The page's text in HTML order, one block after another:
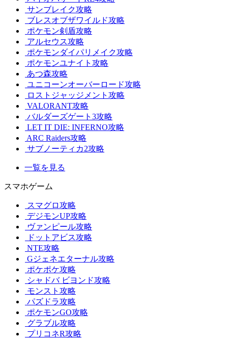
サンブレイク攻略
ブレスオブザワイルド攻略
ポケモン剣盾攻略
アルセウス攻略
ポケモンダイパリメイク攻略
ポケモンユナイト攻略
あつ森攻略
ユニコーンオーバーロード攻略
ロストジャッジメント攻略
VALORANT攻略
バルダーズゲート3攻略
LET IT DIE: INFERNO攻略
ARC Raiders攻略
サブノーティカ2攻略
一覧を見る
スマホゲーム
スマグロ攻略
デジモンUP攻略
ヴァンピール攻略
ドットアビス攻略
NTE攻略
Gジェネエターナル攻略
ポケポケ攻略
シャドバ ビヨンド攻略
モンスト攻略
パズドラ攻略
ポケモンGO攻略
グラブル攻略
プリコネR攻略